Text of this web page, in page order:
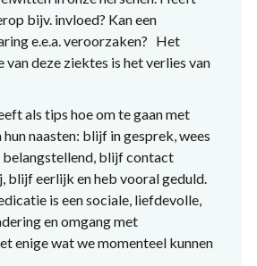
bijv. invloed? Kan een
e.e.a. veroorzaken? Het
van deze ziektes is het verlies van
als tips hoe om te gaan met
naasten: blijf in gesprek, wees
blijf contact
blijf eerlijk en heb vooral geduld.
is een sociale, liefdevolle,
en omgang met
enige wat we momenteel kunnen